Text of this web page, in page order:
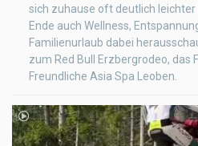
sich zuhause oft deutlich
Ende auch Wellness,
Familienurlaub dabei
zum Red Bull Erzbergrodeo, das
Freundliche Asia Spa Leoben.